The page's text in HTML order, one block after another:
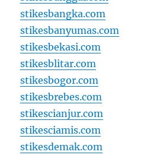
stikesbangka.com
stikesbanyumas.com
stikesbekasi.com
stikesblitar.com
stikesbogor.com
stikesbrebes.com
stikescianjur.com
stikesciamis.com
stikesdemak.com